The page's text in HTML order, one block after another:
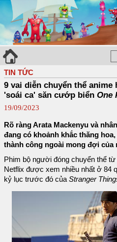
TIN TỨC
9 vai diễn chuyển thể anime
'soái ca' săn cướp biển One
19/09/2023
Rõ ràng Arata Mackenyu và
đang có khoảnh khắc thăng
thành công ngoài mong đợi
Phim bộ người đóng chuyển thể
Netflix được xem nhiều nhất ở 84
kỷ lục trước đó của Stranger